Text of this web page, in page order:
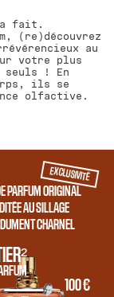
fait.
(re)découvrez
au
votre plus
! En
ils se
olfactive.
EXCLUSIVITÉ
PARFUM ORIGINAL
AU SILLAGE
CHARNEL
100 €